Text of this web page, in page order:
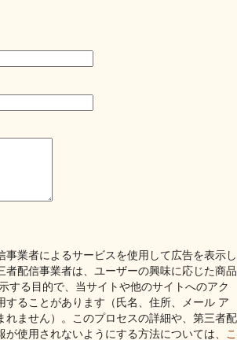
事業者によるサービスを使用して広告を表示し
者配信事業者は、ユーザーの興味に応じた商品
する目的で、当サイトや他のサイトへのアク
することがあります（氏名、住所、メール ア
れません）。このプロセスの詳細や、第三者配
使用されないようにする方法については、
こ